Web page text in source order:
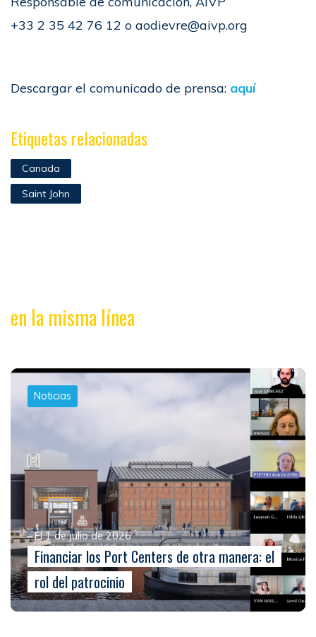
+33 2 35 42 76 12 o aodievre@aivp.org
Descargar el comunicado de prensa: aquí
Etiquetas relacionadas
Canada
Saint John
en la misma línea
Noticias
El 1 de julio de 2026
Financiar los Port Centers de otra manera: el
rol del patrocinio